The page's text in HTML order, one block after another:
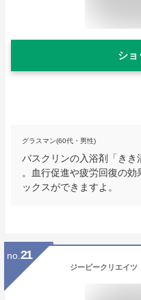
ショ
グラスマン(60代・男性)
バスクリンの入浴剤「きき
。血行促進や疲労回復の
ックスができますよ。
no. 21
ジーピークリエイツ